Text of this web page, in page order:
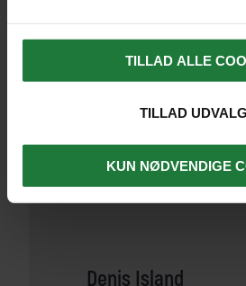
TILLAD ALLE
TILLAD
KUN NØDVENDIGE
Source
verdens
For at opleve
uden biler.
foregår på
gåben
Denis Island